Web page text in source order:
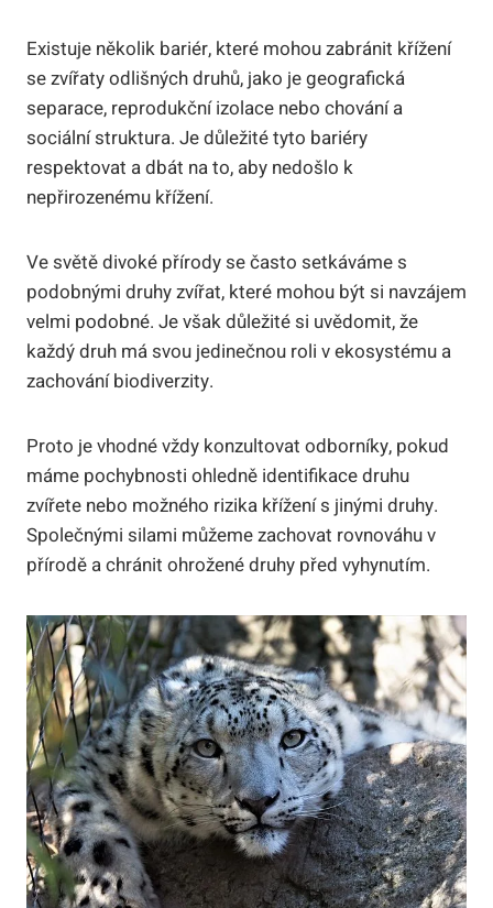
Existuje několik bariér, které mohou zabránit křížení
se zvířaty odlišných druhů, jako je geografická
separace, reprodukční izolace nebo chování a
sociální struktura. Je důležité tyto bariéry
respektovat a dbát na to, aby nedošlo k
nepřirozenému křížení.
Ve světě divoké přírody se často setkáváme s
podobnými druhy zvířat, které mohou být si navzájem
velmi podobné. Je však důležité si uvědomit, že
každý druh má svou jedinečnou roli v ekosystému a
zachování biodiverzity.
Proto je vhodné vždy konzultovat odborníky, pokud
máme pochybnosti ohledně identifikace druhu
zvířete nebo možného rizika křížení s jinými druhy.
Společnými silami můžeme zachovat rovnováhu v
přírodě a chránit ohrožené druhy před vyhynutím.